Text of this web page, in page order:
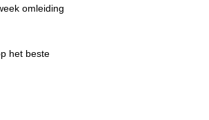
omleiding
het beste